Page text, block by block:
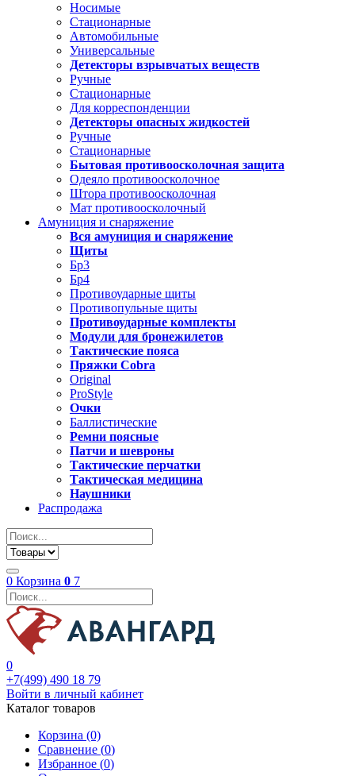
Носимые
Стационарные
Автомобильные
Универсальные
Детекторы взрывчатых веществ
Ручные
Стационарные
Для корреспонденции
Детекторы опасных жидкостей
Ручные
Стационарные
Бытовая противоосколочная защита
Одеяло противоосколочное
Штора противоосколочная
Мат противоосколочный
Амуниция и снаряжение
Вся амуниция и снаряжение
Щиты
Бр3
Бр4
Противоударные щиты
Противопульные щиты
Противоударные комплекты
Модули для бронежилетов
Тактические пояса
Пряжки Cobra
Original
ProStyle
Очки
Баллистические
Ремни поясные
Патчи и шевроны
Тактические перчатки
Тактическая медицина
Наушники
Распродажа
0 Корзина 0 7
0
+7(499) 490 18 79
Войти в личный кабинет
Каталог товаров
Корзина (0)
Сравнение (0)
Избранное (0)